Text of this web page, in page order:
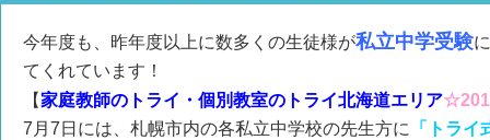
今年度も、昨年度以上に数多くの生徒様が私立中学受験
てくれています！
【家庭教師のトライ・個別教室のトライ北海道エリア
7月7日には、札幌市内の各私立中学校の先生方に
「トラ